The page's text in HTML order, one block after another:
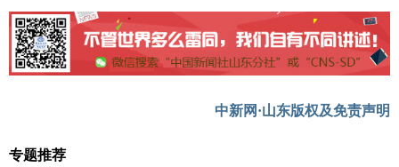
中新网·山东版权及免责声明
专题推荐